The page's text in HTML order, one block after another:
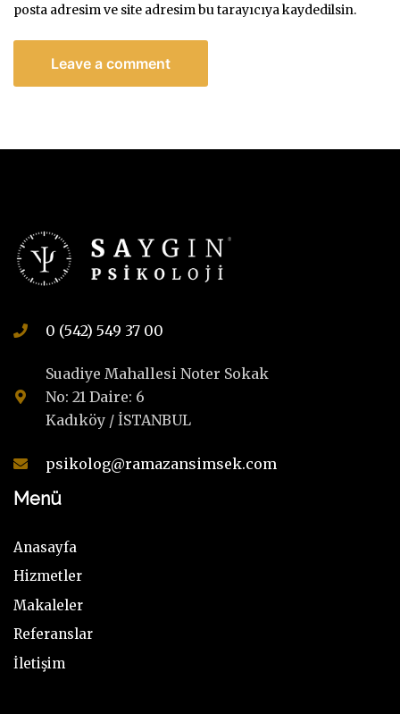
posta adresim ve site adresim bu tarayıcıya kaydedilsin.
0 (542) 549 37 00
Suadiye Mahallesi Noter Sokak
No: 21 Daire: 6
Kadıköy / İSTANBUL
psikolog@ramazansimsek.com
Menü
Anasayfa
Hizmetler
Makaleler
Referanslar
İletişim